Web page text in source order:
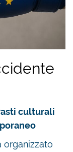
culturali
organizzato